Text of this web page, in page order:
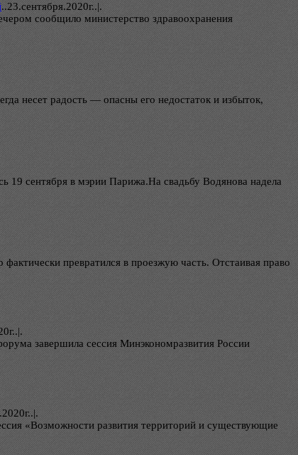
..23.сентября.2020г..|.
сообщило министерство здравоохранения
несет радость — опасны его недостаток и избыток,
19 сентября в мэрии Парижа.На свадьбу Водянова надела
превратился в проезжую часть. Отстаивая право
завершила сессия Минэкономразвития России
«Возможности развития территорий и существующие